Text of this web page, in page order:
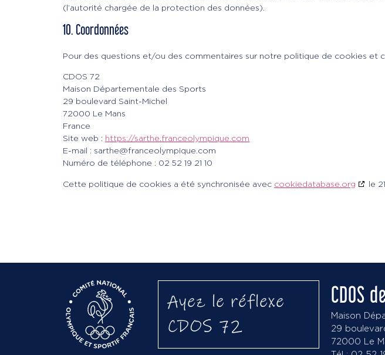
(l’autorité chargée de la protection des données).
10. Coordonnées
Pour des questions et/ou des commentaires sur notre politique de cookies et
CDOS 72
Maison Départementale des Sports
29 boulevard Saint-Michel
72000 Le Mans
France
Site web : https://sarthe.franceolympique.com
E-mail : sarthe@franceolympique.com
Numéro de téléphone : 02 52 19 21 10
Cette politique de cookies a été synchronisée avec cookiedatabase.org le
Ayez le réflexe
CDOS 72
CDOS
Maison
29
72000 Le